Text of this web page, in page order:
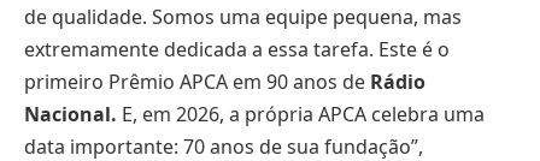
de qualidade. Somos uma equipe pequena, mas
extremamente dedicada a essa tarefa. Este é o
primeiro Prêmio APCA em 90 anos de Rádio
Nacional. E, em 2026, a própria APCA celebra uma
data importante: 70 anos de sua fundação”,